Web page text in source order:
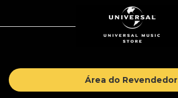
Área do Revendedor